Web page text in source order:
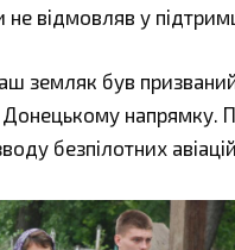
відмовляв у
земляк був
напрямку.
безпілотних